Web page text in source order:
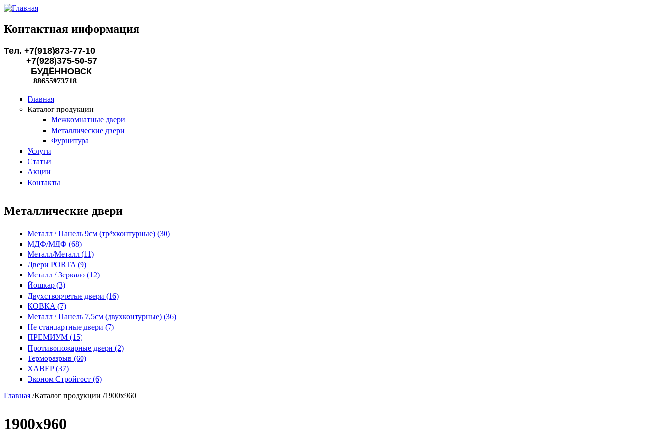
Перейти к основному содержанию
Контактная информация
Тел. +7(918)873-77-10
+7(928)375-50-57
БУДЁННОВСК
88655973718
Главная
Каталог продукции
Межкомнатные двери
Металлические двери
Фурнитура
Услуги
Статьи
Акции
Контакты
Металлические двери
Металл / Панель 9см (трёхконтурные) (30)
МДФ/МДФ (68)
Металл/Металл (11)
Двери PORTA (9)
Металл / Зеркало (12)
Йошкар (3)
Двухстворчетые двери (16)
КОВКА (7)
Металл / Панель 7,5см (двухконтурные) (36)
Не стандартные двери (7)
ПРЕМИУМ (15)
Противопожарные двери (2)
Терморазрыв (60)
ХАВЕР (37)
Эконом Стройгост (6)
Главная /Каталог продукции /1900x960
1900x960